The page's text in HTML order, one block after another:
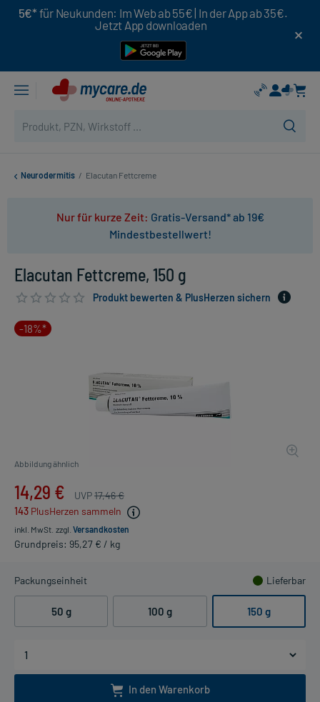
5€* für Neukunden: Im Web ab 55€ | In der App ab 35€.
Jetzt App downloaden
Neurodermitis / Elacutan Fettcreme
Nur für kurze Zeit: Gratis-Versand* ab 19€
Mindestbestellwert!
Elacutan Fettcreme, 150 g
Produkt bewerten & PlusHerzen sichern
-18%*
Abbildung ähnlich
14,29 € UVP17,46 €
143 PlusHerzen sammeln
inkl. MwSt. zzgl. Versandkosten
Grundpreis: 95,27 € / kg
Packungseinheit Lieferbar
50 g 100 g 150 g
In den Warenkorb